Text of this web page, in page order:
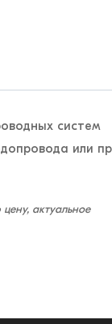
систем
или
актуальное